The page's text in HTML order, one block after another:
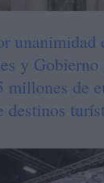
unanimidad
y Gobierno
millones de
destinos